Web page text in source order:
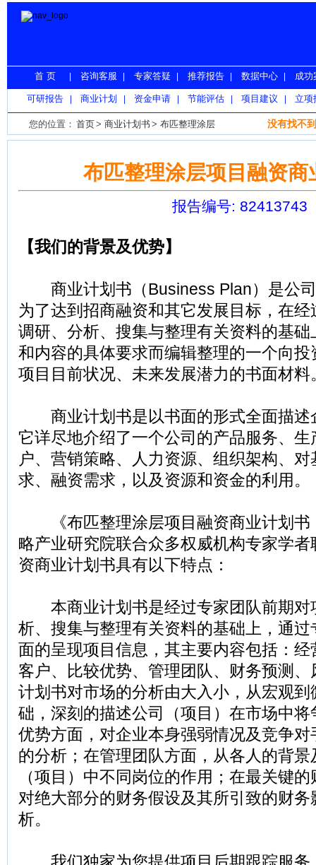
首 页 咨询客服 专家答疑 推荐报告 数据中心 成功
可研报告 商业计划 资金申请 节能评估 项目建议 立项
您的位置： 首页> 商业计划书 > 布匹整理涂层 没有找不
布匹整理涂层项目融资商
报告编号: 82413743
【我们的背景及优势】
商业计划书（Business Plan）是公司
为了达到招商融资和其它发展目标，在
调研、分析、搜集与整理有关资料的基
和内容的具体要求而编辑整理的一个向
项目目前状况、未来发展潜力的书面材料
商业计划书是以书面的形式全面描述
它详尽地介绍了一个公司的产品服务、
户、营销策略、人力资源、组织架构、
求、融资需求，以及资源和资金的利用。
《布匹整理涂层项目融资商业计划书
略产业研究院联合众多权威机构专家学
资商业计划书具有以下特点：
本商业计划书是经过专家团队前期对
析、搜集与整理有关资料的基础上，通
面的呈现项目信息，其主要内容包括：
客户、比较优势、管理团队、财务预测
计划书对市场的分析由大入小，从宏观
础，深刻的描述公司（项目）在市场中
优势方面，对企业本身强弱情况及竞争
的分析；在管理团队方面，从各人的背
（项目）中不同岗位的作用；在最关键
对绝大部分的财务假设及其所引致的财
析。